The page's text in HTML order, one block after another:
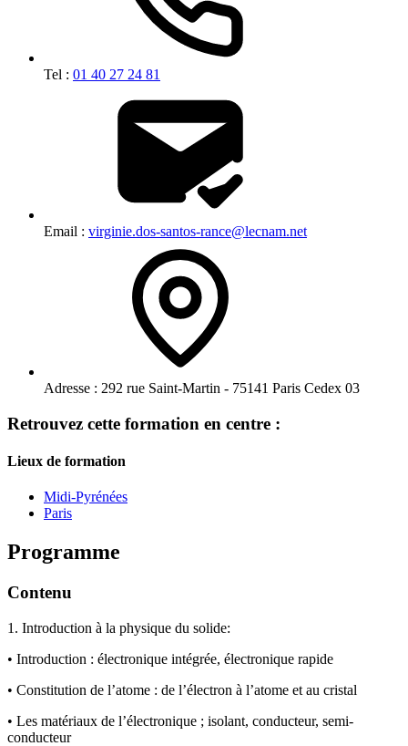
Tel : 01 40 27 24 81
Email : virginie.dos-santos-rance@lecnam.net
Adresse : 292 rue Saint-Martin - 75141 Paris Cedex 03
Retrouvez cette formation en centre :
Lieux de formation
Midi-Pyrénées
Paris
Programme
Contenu
1. Introduction à la physique du solide:
• Introduction : électronique intégrée, électronique rapide
• Constitution de l’atome : de l’électron à l’atome et au cristal
• Les matériaux de l’électronique ; isolant, conducteur, semi-
conducteur